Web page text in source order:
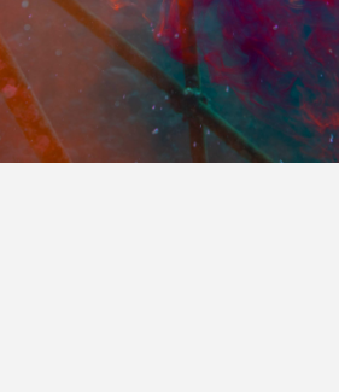
>>全国の取り扱い店舗